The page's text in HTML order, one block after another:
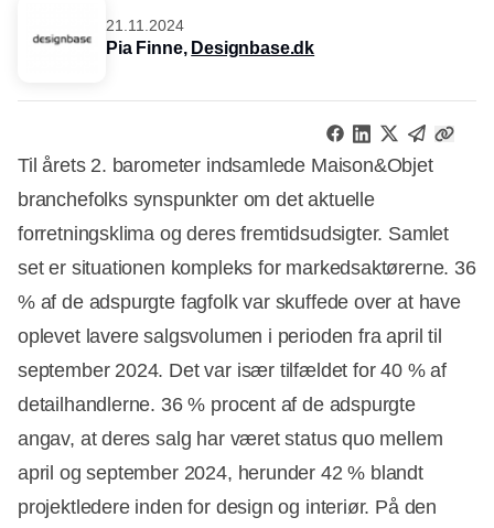
21.11.2024
Pia Finne, Designbase.dk
Til årets 2. barometer indsamlede Maison&Objet
branchefolks synspunkter om det aktuelle
forretningsklima og deres fremtidsudsigter. Samlet
set er situationen kompleks for markedsaktørerne. 36
% af de adspurgte fagfolk var skuffede over at have
oplevet lavere salgsvolumen i perioden fra april til
september 2024. Det var især tilfældet for 40 % af
detailhandlerne. 36 % procent af de adspurgte
angav, at deres salg har været status quo mellem
april og september 2024, herunder 42 % blandt
projektledere inden for design og interiør. På den